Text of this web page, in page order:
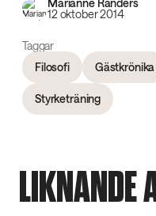
12 oktober 2014
Taggar
Filosofi
Gästkrönika
Styrketräning
LIKNANDE